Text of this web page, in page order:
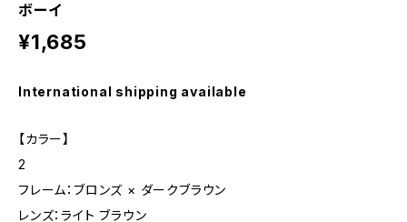
ボーイ
¥1,685
International shipping available
【カラー】
2
フレーム：ブロンズ × ダークブラウン
レンズ：ライト ブラウン